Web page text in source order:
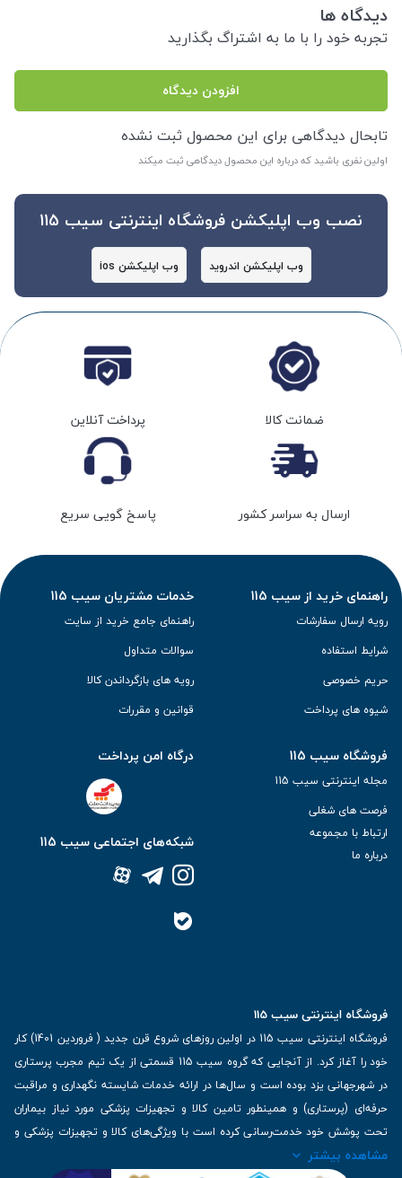
دیدگاه ها
تجربه خود را با ما به اشتراگ بگذارید
افزودن دیدگاه
تابحال دیدگاهی برای این محصول ثبت نشده
اولین نفری باشید که درباره این محصول دیدگاهی ثبت میکند
نصب وب اپلیکشن فروشگاه اینترنتی سیب 115
وب اپلیکشن اندروید وب اپلیکشن ios
ضمانت کالا پرداخت آنلاین
ارسال به سراسر کشور پاسخ گویی سریع
راهنمای خرید از سیب 115
رویه ارسال سفارشات
شرایط استفاده
حریم خصوصی
شیوه های پرداخت
خدمات مشتریان سیب 115
راهنمای جامع خرید از سایت
سوالات متداول
رویه های بازگرداندن کالا
قوانین و مقررات
فروشگاه سیب 115
مجله اینترنتی سیب 115
فرصت های شغلی
ارتباط با مجموعه
درباره ما
درگاه امن پرداخت
شبکه‌های اجتماعی سیب 115
فروشگاه اینترنتی سیب 115
فروشگاه اینترنتی سیب 115 در اولین روزهای شروع قرن جدید ( فروردین 1401) کار
خود را آغاز کرد. از آنجایی که گروه سیب 115 قسمتی از یک تیم مجرب پرستاری
در شهرجهانی یزد بوده است و سال‌ها در ارائه خدمات شایسته نگهداری و مراقبت
حرفه‌ای (پرستاری) و همینطور تامین کالا و تجهیزات پزشکی مورد نیاز بیماران
تحت پوشش خود خدمت‌رسانی کرده است با ویژگی‌های کالا و تجهیزات پزشکی و
برترین برندهای موجود در بازار اطلاعات بسیار ارزشمندی را دارا می‌باشد
مشاهده بیشتر